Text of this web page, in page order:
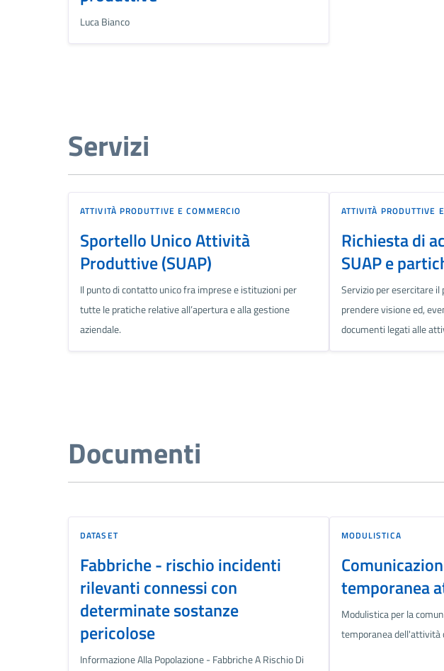
Luca Bianco
Servizi
ATTIVITÀ PRODUTTIVE E COMMERCIO
Sportello Unico Attività
Produttive (SUAP)
Il punto di contatto unico fra imprese e istituzioni per
tutte le pratiche relative all’apertura e alla gestione
aziendale.
ATTIVITÀ PRODUTTIVE
Richiesta di
SUAP e
Servizio per esercitare
prendere visione ed,
documenti legati alle
Documenti
DATASET
Fabbriche - rischio incidenti
rilevanti connessi con
determinate sostanze
pericolose
Informazione Alla Popolazione - Fabbriche A Rischio Di
MODULISTICA
temporanea
Modulistica per la
temporanea dell'attività